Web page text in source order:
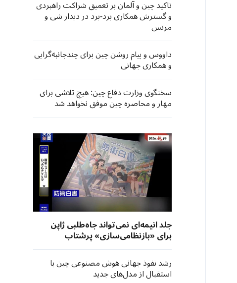
تاکید چین و آلمان بر تعمیق شراکت راهبردی
و گسترش همکاری برد-برد در دیدار شی و
مرتس
داووس و پیام روشن چین برای چندجانبه‌گرایی
و همکاری جهانی
سخنگوی وزارت دفاع چین: هیچ تلاشی برای
مهار و محاصره چین موفق نخواهد شد
جلد انیمه‌ای نمی‌تواند جاه‌طلبی ژاپن
برای «بازنظامی‌سازی» پرشتاب
خود را پنهان کند
رشد نفوذ جهانی هوش مصنوعی چین با
استقبال از مدل‌های جدید